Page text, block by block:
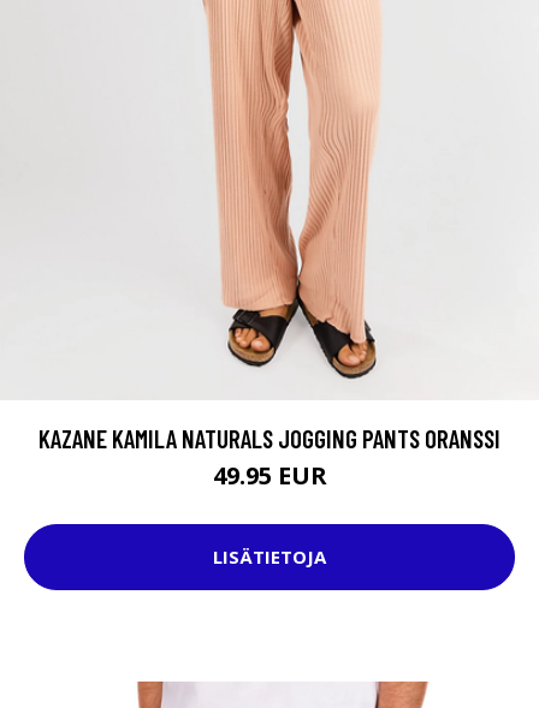
KAZANE KAMILA NATURALS JOGGING PANTS ORANSSI
49.95 EUR
LISÄTIETOJA